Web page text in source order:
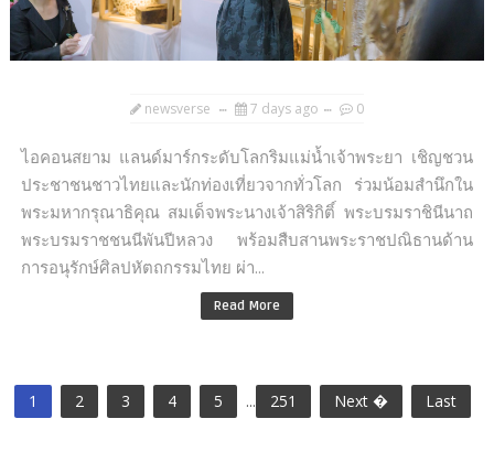
newsverse 7 days ago 0
ไอคอนสยาม แลนด์มาร์กระดับโลกริมแม่น้ำเจ้าพระยา เชิญชวน
ประชาชนชาวไทยและนักท่องเที่ยวจากทั่วโลก ร่วมน้อมสำนึกใน
พระมหากรุณาธิคุณ สมเด็จพระนางเจ้าสิริกิติ์ พระบรมราชินีนาถ
พระบรมราชชนนีพันปีหลวง พร้อมสืบสานพระราชปณิธานด้าน
การอนุรักษ์ศิลปหัตถกรรมไทย ผ่า...
Read More
1 2 3 4 5 ... 251 Next � Last